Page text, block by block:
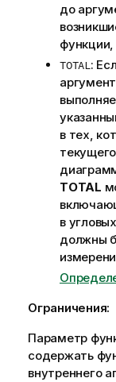
до
функции,
TOTAL:
в тех,
TOTAL
в
должны
Ограничения:
Параметр
содержать
внутреннего